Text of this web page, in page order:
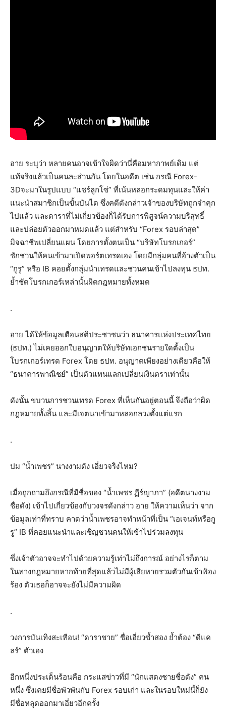
อาย ระบุว่า หลายคนอาจเข้าใจผิดว่านี่คือมหากาพย์เดิม แต่
แท้จริงแล้วเป็นคนละส่วนกัน โดยในอดีต เช่น กรณี Forex-
3Dจะมาในรูปแบบ “แชร์ลูกโซ่” ที่เน้นหลอกระดมทุนและให้ค่า
แนะนำสมาชิกเป็นขั้นบันได ซึ่งคดีดังกล่าวเจ้าของบริษัทถูกจำคุก
ไปแล้ว และดาราที่ไม่เกี่ยวข้องก็ได้รับการพิสูจน์ความบริสุทธิ์
และปล่อยตัวออกมาหมดแล้ว​ แต่สำหรับ “Forex รอบล่าสุด”
มิจฉาชีพเปลี่ยนแผน โดยการตั้งตนเป็น “บริษัทโบรกเกอร์”
ชักชวนให้คนเข้ามาเปิดพอร์ตเทรดเอง โดยมีกลุ่มคนที่อ้างตัวเป็น
“กูรู” หรือ IB คอยตั้งกลุ่มนำเทรดและชวนคนเข้าไปลงทุน​ ธปท.
ย้ำชัดโบรกเกอร์เหล่านั้นผิดกฎหมายทั้งหมด
.
อาย ได้ให้ข้อมูลเตือนสติประชาชนว่า ธนาคารแห่งประเทศไทย
(ธปท.) ไม่เคยออกใบอนุญาตให้บริษัทเอกชนรายใดตั้งเป็น
โบรกเกอร์เทรด Forex โดย ธปท. อนุญาตเพียงอย่างเดียวคือให้
“ธนาคารพาณิชย์” เป็นตัวแทนแลกเปลี่ยนเงินตราเท่านั้น
ดังนั้น ขบวนการชวนเทรด Forex ที่เห็นกันอยู่ตอนนี้ จึงถือว่าผิด
กฎหมายทั้งสิ้น และมีเจตนาเข้ามาหลอกลวงตั้งแต่แรก
.
ปม “น้ำเพชร” นางงามดัง เอี่ยวจริงไหม?
เมื่อถูกถามถึงกรณีที่มีชื่อของ “น้ำเพชร ฏีร์ญาภา” (อดีตนางงาม
ชื่อดัง) เข้าไปเกี่ยวข้องกับวงจรดังกล่าว อาย ให้ความเห็นว่า จาก
ข้อมูลเท่าที่ทราบ คาดว่าน้ำเพชรอาจทำหน้าที่เป็น “เอเจนท์หรือกู
รู” IB ที่คอยแนะนำและเชิญชวนคนให้เข้าไปร่วมลงทุน
ซึ่งเจ้าตัวอาจจะทำไปด้วยความรู้เท่าไม่ถึงการณ์ อย่างไรก็ตาม
ในทางกฎหมายหากท้ายที่สุดแล้วไม่มีผู้เสียหายรวมตัวกันเข้าฟ้อง
ร้อง ตัวเธอก็อาจจะยังไม่มีความผิด
.
วงการบันเทิงสะเทือน! “ดาราชาย” ชื่อเอี่ยวซ้ำสอง ย้ำต้อง “ดีแค
ลร์” ตัวเอง
อีกหนึ่งประเด็นร้อนคือ กระแสข่าวที่มี “นักแสดงชายชื่อดัง” คน
หนึ่ง ซึ่งเคยมีชื่อพัวพันกับ Forex รอบเก่า และในรอบใหม่นี้ก็ยัง
มีชื่อหลุดออกมาเอี่ยวอีกครั้ง